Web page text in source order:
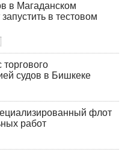
в Магаданском
в тестовом
судов в Бишкеке
флот
работ